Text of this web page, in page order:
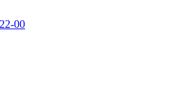
00